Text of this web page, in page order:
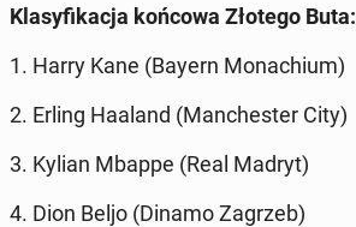
Klasy­fikac­ja końcowa Złotego Buta:
1. Harry Kane (Bayern Monachi­um)
2. Erling Haaland (Man­ches­ter City)
3. Kylian Mbappe (Real Madryt)
4. Dion Beljo (Dinamo Zagrzeb)